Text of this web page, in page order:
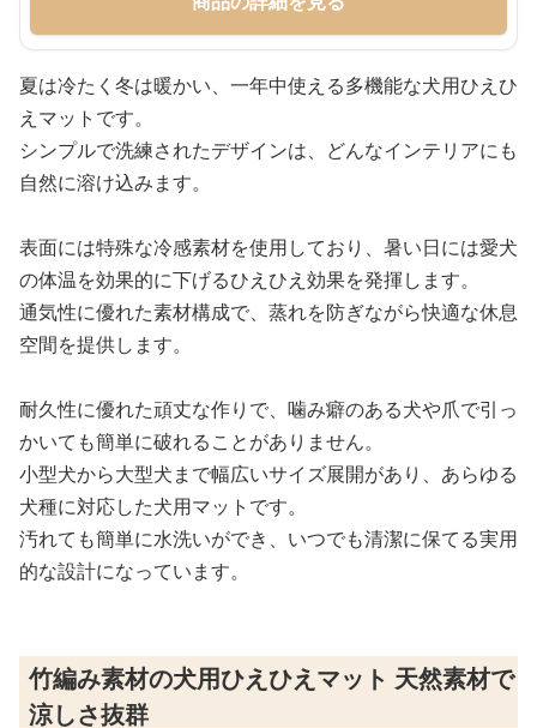
夏は冷たく冬は暖かい、一年中使える多機能な犬用ひえひ
えマットです。
シンプルで洗練されたデザインは、どんなインテリアにも
自然に溶け込みます。
表面には特殊な冷感素材を使用しており、暑い日には愛犬
の体温を効果的に下げるひえひえ効果を発揮します。
通気性に優れた素材構成で、蒸れを防ぎながら快適な休息
空間を提供します。
耐久性に優れた頑丈な作りで、噛み癖のある犬や爪で引っ
かいても簡単に破れることがありません。
小型犬から大型犬まで幅広いサイズ展開があり、あらゆる
犬種に対応した犬用マットです。
汚れても簡単に水洗いができ、いつでも清潔に保てる実用
的な設計になっています。
竹編み素材の犬用ひえひえマット 天然素材で
涼しさ抜群